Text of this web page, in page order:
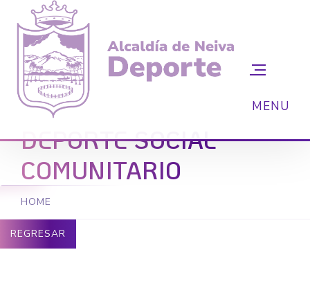
DEPORTE SOCIAL
COMUNITARIO
HOME
REGRESAR